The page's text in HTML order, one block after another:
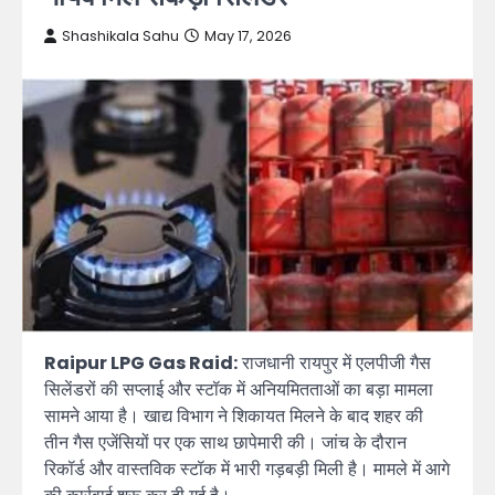
Shashikala Sahu May 17, 2026
Raipur LPG Gas Raid:राजधानी रायपुर में एलपीजी गैस
सिलेंडरों की सप्लाई और स्टॉक में अनियमितताओं का बड़ा मामला
सामने आया है। खाद्य विभाग ने शिकायत मिलने के बाद शहर की
तीन गैस एजेंसियों पर एक साथ छापेमारी की। जांच के दौरान
रिकॉर्ड और वास्तविक स्टॉक में भारी गड़बड़ी मिली है। मामले में आगे